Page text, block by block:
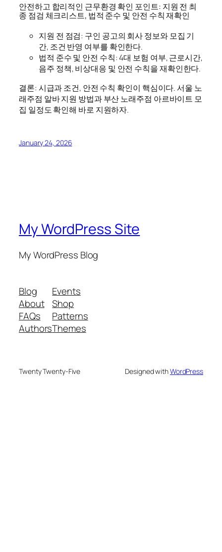
안전하고 합리적인 근무환경 확인 포인트: 지원 전 최
종 점검 체크리스트, 법적 준수 및 안전 수칙 재확인
지원 전 점검: 구인 공고의 회사 정보와 모집 기
간, 조건 반영 여부를 확인한다.
법적 준수 및 안전 수칙: 4대 보험 여부, 근로시간,
음주 정책, 비상대응 및 안전 수칙을 재확인한다.
결론: 시급과 조건, 안전 수칙 확인이 핵심이다. 서울 노
래주점 알바 지원 방법과 부산 노래주점 아르바이트 모
집 일정도 확인해 바로 지원하자.
January 24, 2026
My WordPress Site
My WordPress Blog
Blog
About
FAQs
Authors
Events
Shop
Patterns
Themes
Twenty Twenty-Five Designed withWordPress